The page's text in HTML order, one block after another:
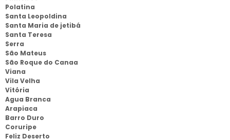
Polatina
Santa Leopoldina
Santa Maria de jetibá
Santa Teresa
Serra
São Mateus
São Roque do Canaa
Viana
Vila Velha
Vitória
Agua Branca
Arapiaca
Barro Duro
Coruripe
Feliz Deserto